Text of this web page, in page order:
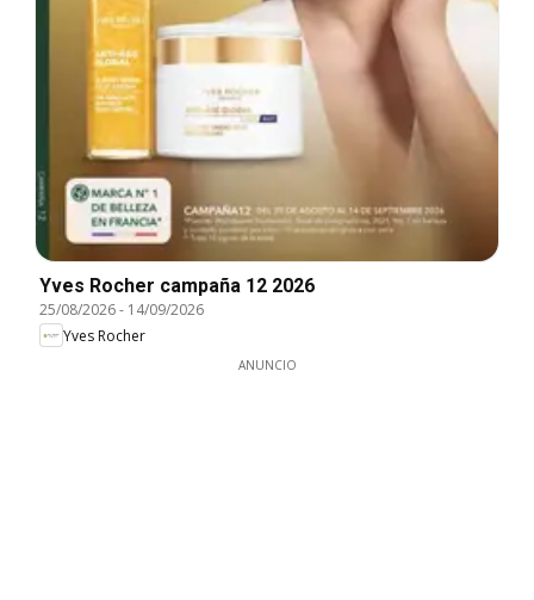
Yves Rocher campaña 12 2026
25/08/2026- 14/09/2026
Yves Rocher
ANUNCIO